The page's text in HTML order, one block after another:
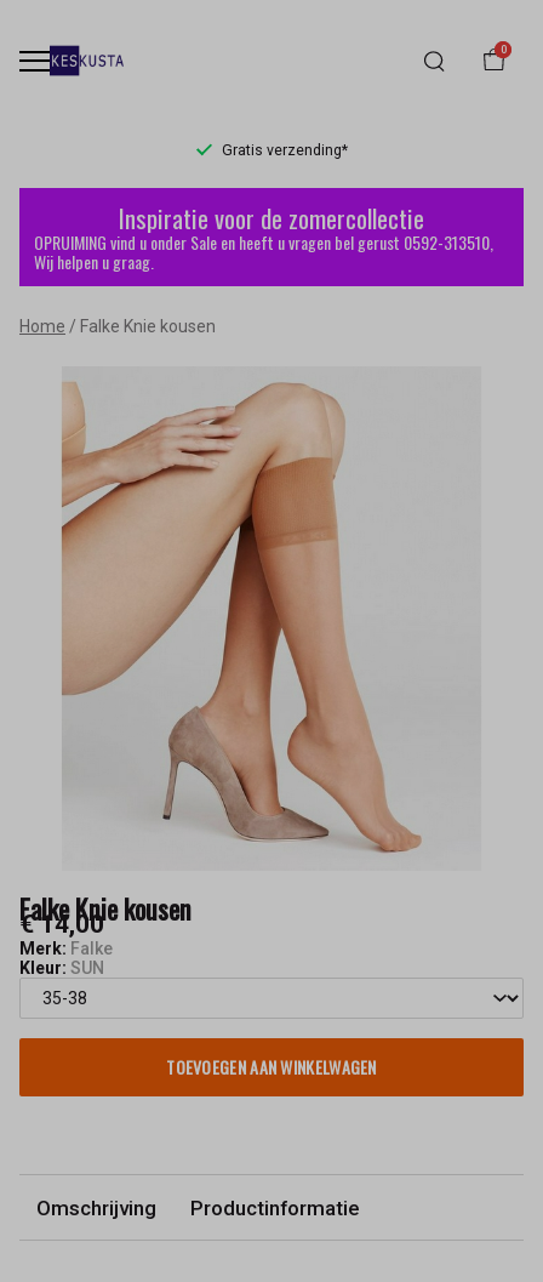
0
Gratis verzending*
Falke
Knie
kousen
Keskusta
Inspiratie voor de zomercollectie
OPRUIMING vind u onder Sale en heeft u vragen bel gerust 0592-313510,
Wij helpen u graag.
Home Falke Knie kousen
Falke Knie kousen
€ 14,00
Merk: Falke
Kleur: SUN
TOEVOEGEN AAN WINKELWAGEN
Omschrijving Productinformatie